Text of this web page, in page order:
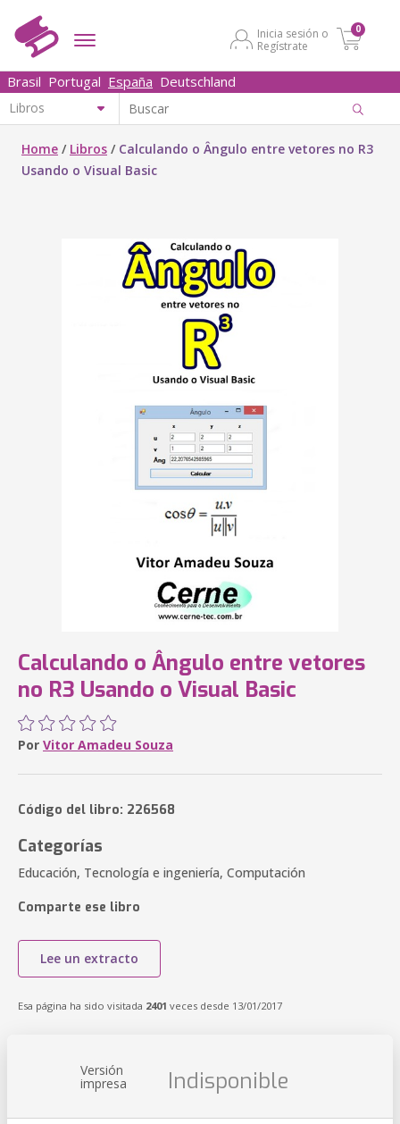
Inicia sesión o
Regístrate
0
Brasil Portugal España Deutschland
Home / Libros / Calculando o Ângulo entre vetores no R3
Usando o Visual Basic
Calculando o Ângulo entre vetores
no R3 Usando o Visual Basic
Por Vitor Amadeu Souza
Código del libro: 226568
Categorías
Educación, Tecnología e ingeniería, Computación
Comparte ese libro
Lee un extracto
Esa página ha sido visitada 2401 veces desde 13/01/2017
Versión
impresa Indisponible